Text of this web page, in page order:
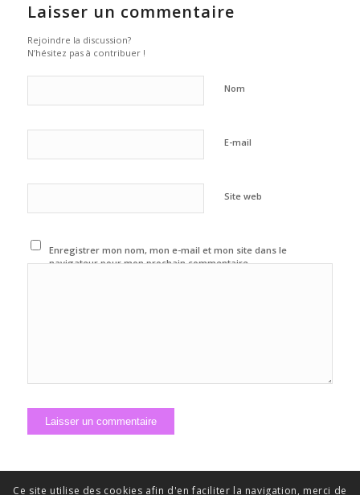
Laisser un commentaire
Rejoindre la discussion?
N’hésitez pas à contribuer !
Nom
E-mail
Site web
Enregistrer mon nom, mon e-mail et mon site dans le
navigateur pour mon prochain commentaire.
Ce site utilise des cookies afin d'en faciliter la navigation, merci de